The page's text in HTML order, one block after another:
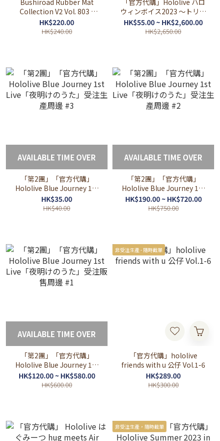
Bushiroad Rubber Mat
Collection V2 Vol. 803 -
Vol. 810 Hololive
Production
HK$220.00
HK$240.00
「官方代購」Hololive ハロ
ウィンボイス2023 ～トリッ
ク！or トリート？～
Halloween 錄音 2023
HK$55.00 ~ HK$2,600.00
HK$2,650.00
AVAILABLE TIME OVER
「第2團」「官方代購」
Hololive Blue Journey 1st
Live「夜明けのうた」受注
生產周邊 #3
HK$35.00
HK$40.00
AVAILABLE TIME OVER
「第2團」「官方代購」
Hololive Blue Journey 1st
Live「夜明けのうた」受注
生產周邊 #2
HK$190.00 ~ HK$720.00
HK$750.00
AVAILABLE TIME OVER
「第2團」「官方代購」
Hololive Blue Journey 1st
Live「夜明けのうた」受注
販售周邊 #1
HK$120.00 ~ HK$580.00
HK$600.00
非受注生產 - 隨時截單
「官方代購」hololive
friends with u 公仔 Vol.1-6
HK$289.00
HK$300.00
非受注生產，隨時截單